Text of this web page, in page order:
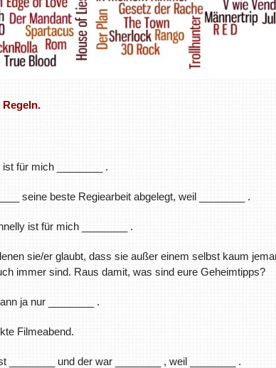
Regeln.
für mich ________ .
seine beste Regiearbeit abgelegt, weil ________ .
ist für mich ________ .
sie/er glaubt, dass sie außer einem selbst kaum
immer sind. Raus damit, was sind eure Geheimtipps?
ja nur ________ .
Filmeabend.
________ und der war ________ , weil ________ .